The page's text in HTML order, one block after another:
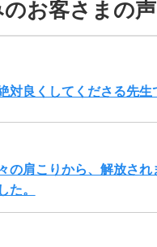
お客さまの声
対良くしてくださる先生
の肩こりから、解放され
た。